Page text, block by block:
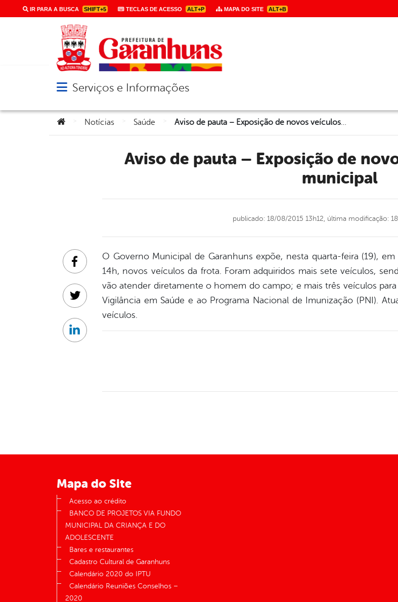
IR PARA A BUSCA SHIFT+5 TECLAS DE ACESSO ALT+P MAPA DO SITE ALT+B
Abrir menu principal de navegação
Serviços e Informações
Você está aqui:
Notícias Saúde Aviso de pauta – Exposição de novos veículos para frota municipal
Aviso de pauta – Exposição de novos veículos para frota
municipal
publicado: 18/08/2015 13h12, última modificação:
O Governo Municipal de Garanhuns expõe, nesta quarta-feira (19),
14h, novos veículos da frota. Foram adquiridos mais sete veículos,
vão atender diretamente o homem do campo; e mais três veículos
Vigilância em Saúde e ao Programa Nacional de Imunização (PNI).
veículos.
Facebook
Twitter
Linkedin
Mapa do Site
Acesso ao crédito
BANCO DE PROJETOS VIA FUNDO
MUNICIPAL DA CRIANÇA E DO
ADOLESCENTE
Bares e restaurantes
Cadastro Cultural de Garanhuns
Calendário 2020 do IPTU
Calendário Reuniões Conselhos –
2020